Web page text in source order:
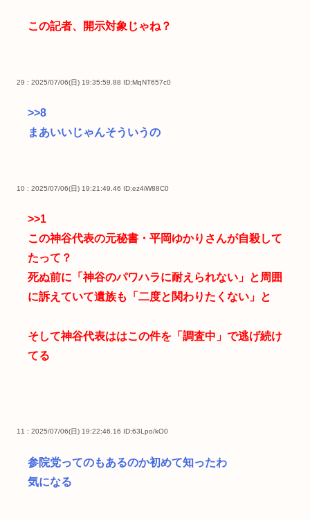
この記者、開示対象じゃね？
29 : 2025/07/06(日) 19:35:59.88 ID:MqNT657c0
>>8
まあいいじゃんそういうの
10 : 2025/07/06(日) 19:21:49.46 ID:ez4iW88C0
>>1
この神谷代表の元秘書・平岡ゆかりさんが自殺して
たって？
死ぬ前に「神谷のパワハラに耐えられない」と周囲
に訴えていて遺族も「二度と関わりたくない」と
そして神谷代表ははこの件を「調査中」で逃げ続け
てる
11 : 2025/07/06(日) 19:22:46.16 ID:63Lpo/kO0
参院党ってのもあるのか初めて知ったわ
気になる